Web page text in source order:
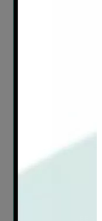
Para
La
¿Te
ayudar a